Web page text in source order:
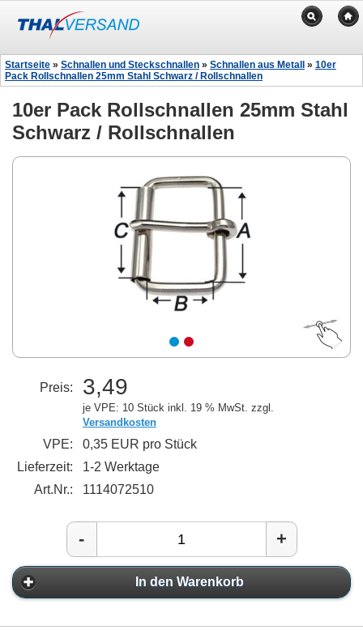
Startseite » Schnallen und Steckschnallen » Schnallen aus Metall » 10er
Pack Rollschnallen 25mm Stahl Schwarz / Rollschnallen
10er Pack Rollschnallen 25mm Stahl
Schwarz / Rollschnallen
Preis: 3,49
je VPE: 10 Stück inkl. 19 % MwSt. zzgl.
Versandkosten
VPE:
0,35 EUR pro Stück
Lieferzeit:
1-2 Werktage
Art.Nr.:
1114072510
- +
In den Warenkorb